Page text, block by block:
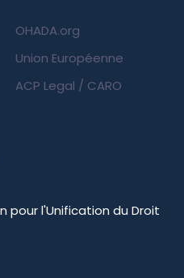
OHADA.org
Union Européenne
ACP Legal / CARO
pour l'Unification du Droit